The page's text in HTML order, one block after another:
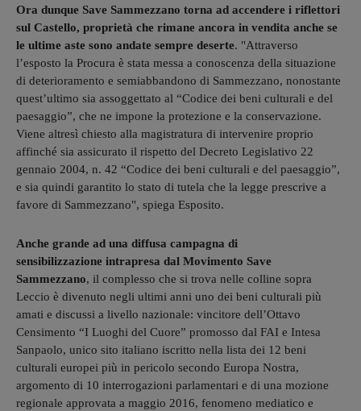
Ora dunque Save Sammezzano torna ad accendere i riflettori
sul Castello, proprietà che rimane ancora in vendita anche se
le ultime aste sono andate sempre deserte. "Attraverso
l’esposto la Procura è stata messa a conoscenza della situazione
di deterioramento e semiabbandono di Sammezzano, nonostante
quest’ultimo sia assoggettato al “Codice dei beni culturali e del
paesaggio”, che ne impone la protezione e la conservazione.
Viene altresì chiesto alla magistratura di intervenire proprio
affinché sia assicurato il rispetto del Decreto Legislativo 22
gennaio 2004, n. 42 “Codice dei beni culturali e del paesaggio”,
e sia quindi garantito lo stato di tutela che la legge prescrive a
favore di Sammezzano", spiega Esposito.
Anche grande ad una diffusa campagna di
sensibilizzazione intrapresa dal Movimento Save
Sammezzano, il complesso che si trova nelle colline sopra
Leccio è divenuto negli ultimi anni uno dei beni culturali più
amati e discussi a livello nazionale: vincitore dell’Ottavo
Censimento “I Luoghi del Cuore” promosso dal FAI e Intesa
Sanpaolo, unico sito italiano iscritto nella lista dei 12 beni
culturali europei più in pericolo secondo Europa Nostra,
argomento di 10 interrogazioni parlamentari e di una mozione
regionale approvata a maggio 2016, fenomeno mediatico e